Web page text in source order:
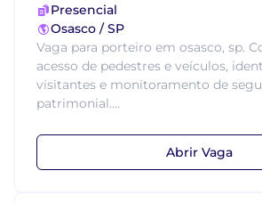
Presencial
Osasco / SP
Vaga para porteiro em osasco, sp.
acesso de pedestres e veículos,
visitantes e monitoramento de
patrimonial....
Abrir Vaga